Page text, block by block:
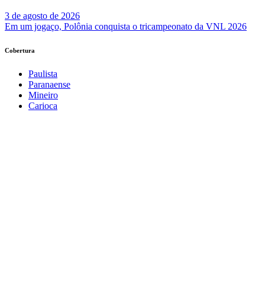
3 de agosto de 2026
Em um jogaço, Polônia conquista o tricampeonato da VNL 2026
Cobertura
Paulista
Paranaense
Mineiro
Carioca